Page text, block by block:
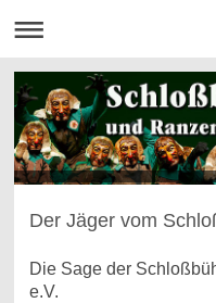
Der Jäger vom
Die Sage der
e.V.